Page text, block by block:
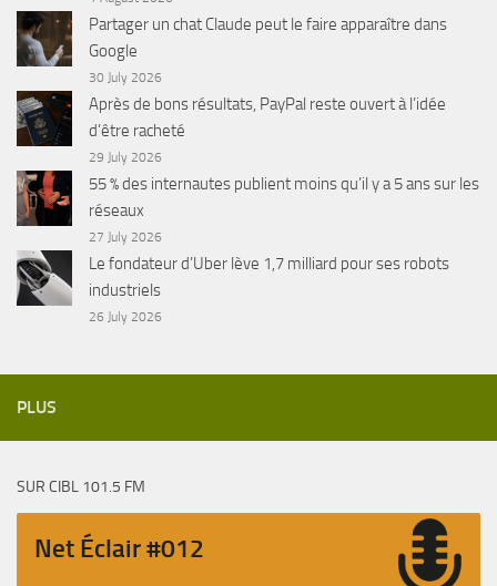
Partager un chat Claude peut le faire apparaître dans
Google
30 July 2026
Après de bons résultats, PayPal reste ouvert à l’idée
d’être racheté
29 July 2026
55 % des internautes publient moins qu’il y a 5 ans sur les
réseaux
27 July 2026
Le fondateur d’Uber lève 1,7 milliard pour ses robots
industriels
26 July 2026
PLUS
SUR CIBL 101.5 FM
Net Éclair #012